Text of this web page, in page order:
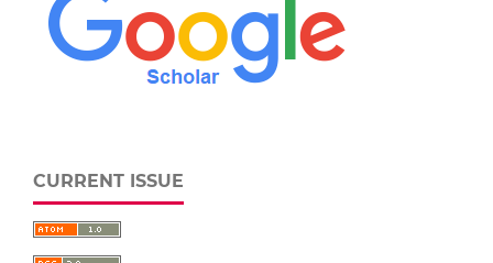
CURRENT ISSUE